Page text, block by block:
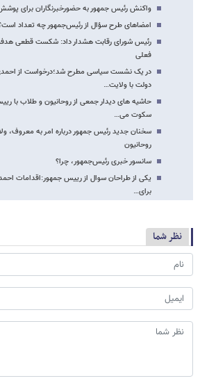
واکنش رئیس جمهور به حضورخبرنگاران برای
امضا‌های طرح سؤال از رئیس‌جمهور چه تعداد
رئیس شورای رقابت هشدار داد: شکست قطعی
فعلی
در یک نشست سیاسی مطرح شد؛درخواست از احمدی
دولت با ولایت…
حاشیه های دیدار جمعی از روحانیون و طلاب با
سکوت می…
سخنان جدید رئیس جمهور درباره امر به
روحانیون
سانسور خبری رئیس‌جمهور، چرا؟
یکی از طراحان سوال از رییس جمهور:اقدامات
برای…
نظر شما